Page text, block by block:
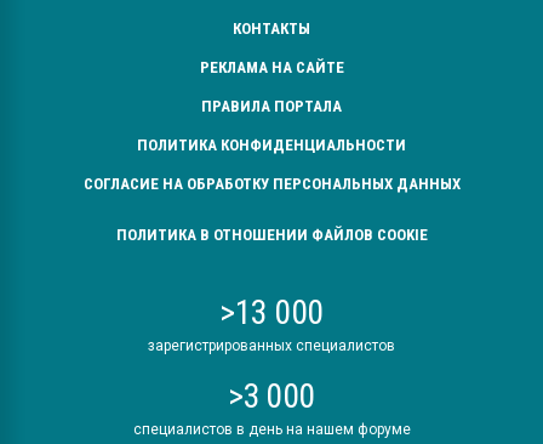
КОНТАКТЫ
РЕКЛАМА НА САЙТЕ
ПРАВИЛА ПОРТАЛА
ПОЛИТИКА КОНФИДЕНЦИАЛЬНОСТИ
СОГЛАСИЕ НА ОБРАБОТКУ ПЕРСОНАЛЬНЫХ ДАННЫХ
ПОЛИТИКА В ОТНОШЕНИИ ФАЙЛОВ COOKIE
>13 000
зарегистрированных специалистов
>3 000
специалистов в день на нашем форуме